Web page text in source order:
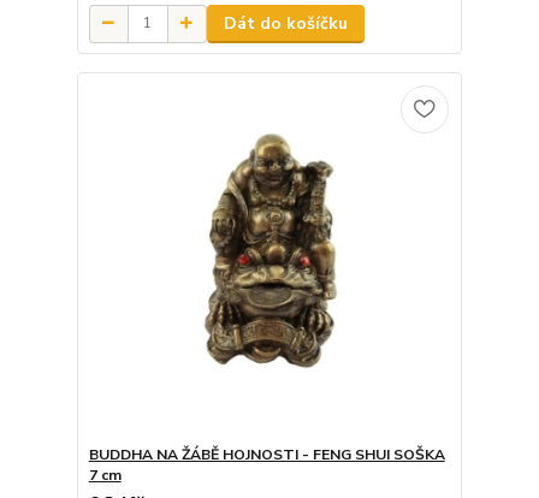
Dát do košíčku
BUDDHA NA ŽÁBĚ HOJNOSTI - FENG SHUI SOŠKA
7 cm